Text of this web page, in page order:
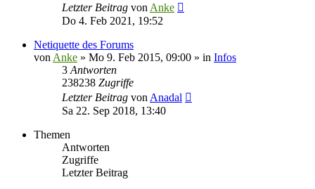
Letzter Beitrag von Anke
Do 4. Feb 2021, 19:52
Netiquette des Forums
von Anke » Mo 9. Feb 2015, 09:00 » in Infos
3 Antworten
238238 Zugriffe
Letzter Beitrag von Anadal
Sa 22. Sep 2018, 13:40
Themen
Antworten
Zugriffe
Letzter Beitrag